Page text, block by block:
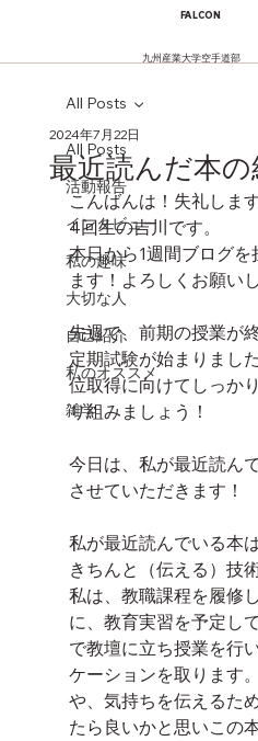
FALCON
九州産業大学空手道部
All Posts
活動報告
インタビュー
私の趣味
大切な人
自己紹介
私のオススメ
雑学
All Posts
最近読んだ本の
2024年7月22日
こんばんは！失礼します
4回生の吉川です。
本日から1週間ブログを
ます！よろしくお願い
先週で、前期の授業が
定期試験が始まりまし
位取得に向けてしっか
り組みましょう！
今日は、私が最近読ん
させていただきます！
私が最近読んでいる本
きちんと（伝える）技
私は、教職課程を履修
に、教育実習を予定し
で教壇に立ち授業を行
ケーションを取ります
や、気持ちを伝えるた
たら良いかと思いこの